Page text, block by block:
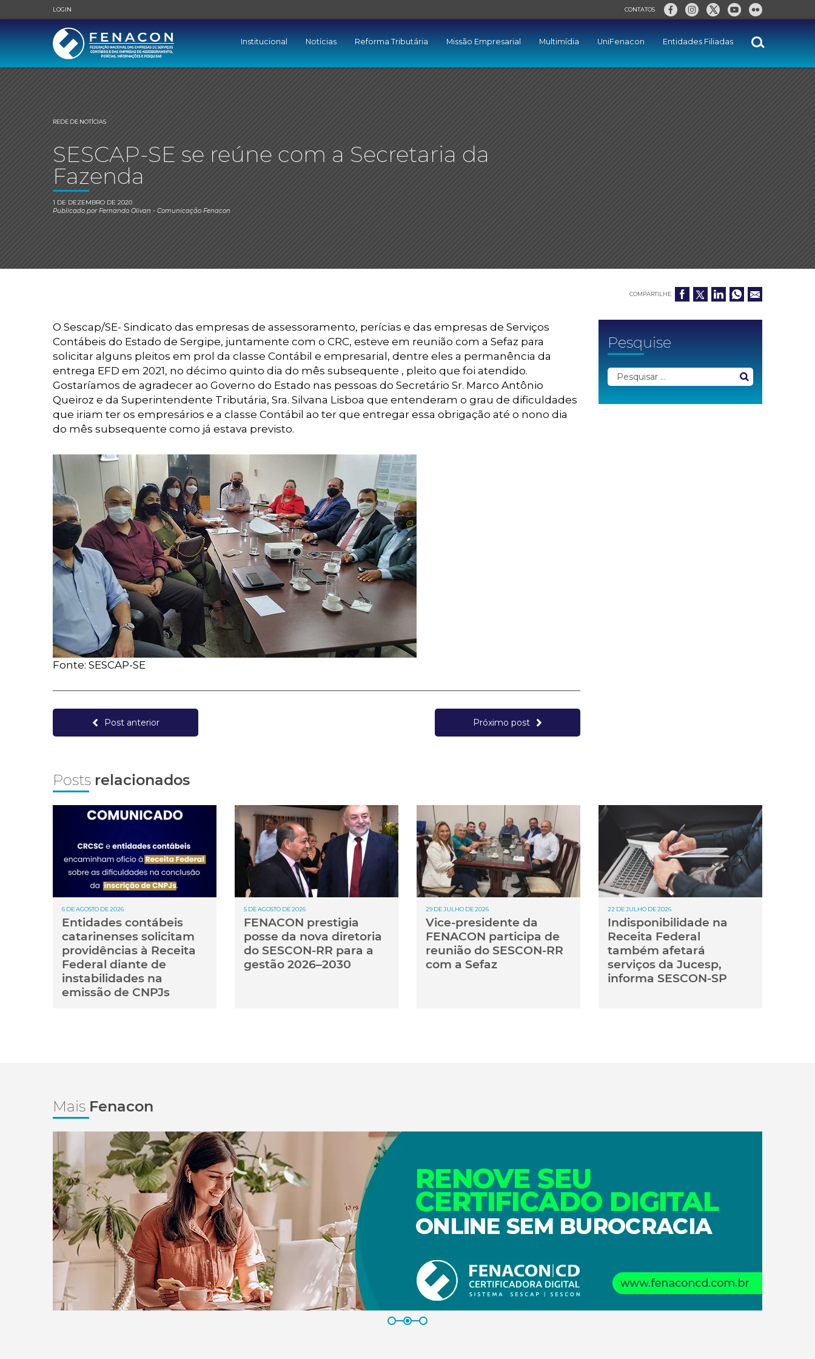
LOGIN CONTATOS
Institucional Notícias Reforma Tributária Missão Empresarial Multimídia UniFenacon Entidades Filiadas
REDE DE NOTÍCIAS
SESCAP-SE se reúne com a Secretaria da
Fazenda
1 DE DEZEMBRO DE 2020
Publicado porFernando Olivan- Comunicação Fenacon
COMPARTILHE
O Sescap/SE- Sindicato das empresas de assessoramento, perícias e das empresas de Serviços
Contábeis do Estado de Sergipe, juntamente com o CRC, esteve em reunião com a Sefaz para
solicitar alguns pleitos em prol da classe Contábil e empresarial, dentre eles a permanência da
entrega EFD em 2021, no décimo quinto dia do mês subsequente , pleito que foi atendido.
Gostaríamos de agradecer ao Governo do Estado nas pessoas do Secretário Sr. Marco Antônio
Queiroz e da Superintendente Tributária, Sra. Silvana Lisboa que entenderam o grau de dificuldades
que iriam ter os empresários e a classe Contábil ao ter que entregar essa obrigação até o nono dia
do mês subsequente como já estava previsto.
Fonte: SESCAP-SE
Post anterior Próximo post
Pesquise
Posts relacionados
6 DE AGOSTO DE 2026
Entidades contábeis
catarinenses solicitam
providências à Receita
Federal diante de
instabilidades na
emissão de CNPJs
5 DE AGOSTO DE 2026
FENACON prestigia
posse da nova diretoria
do SESCON-RR para a
gestão 2026–2030
29 DE JULHO DE 2026
Vice-presidente da
FENACON participa de
reunião do SESCON-RR
com a Sefaz
22 DE JULHO DE 2026
Indisponibilidade na
Receita Federal
também afetará
serviços da Jucesp,
informa SESCON-SP
Mais Fenacon